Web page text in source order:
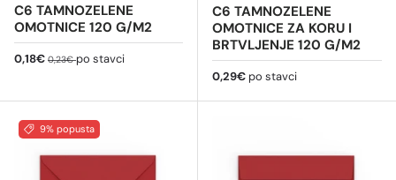
C6 TAMNOZELENE
OMOTNICE 120 G/M2
Cijena na sniženju
0,18€ Redovna cijena
0,23€po stavci
C6 TAMNOZELENE
OMOTNICE ZA KORU I
BRTVLJENJE 120 G/M2
Redovna cijena
0,29€ po stavci
9% popusta